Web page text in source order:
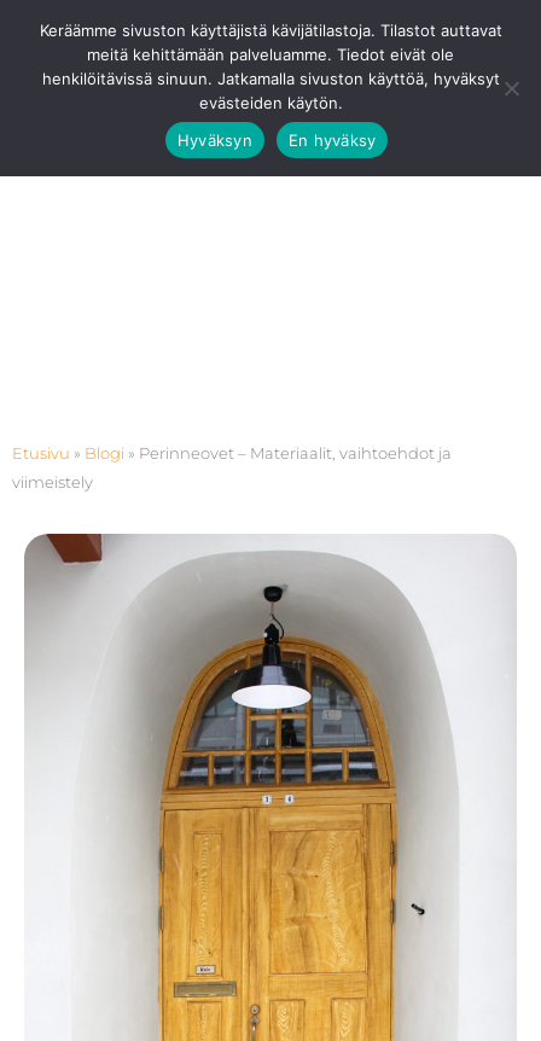
sisältöön
Ota Yhteyttä 0201 8768 80
Etusivu » Blogi » Perinneovet – Materiaalit, vaihtoehdot ja
viimeistely
Keräämme sivuston käyttäjistä kävijätilastoja. Tilastot auttavat
meitä kehittämään palveluamme. Tiedot eivät ole
henkilöitävissä sinuun. Jatkamalla sivuston käyttöä, hyväksyt
evästeiden käytön.
Hyväksyn
En hyväksy